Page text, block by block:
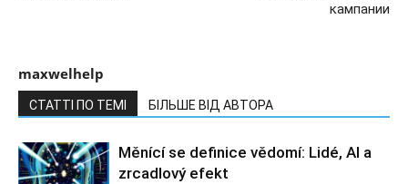
кампании
maxwelhelp
СТАТТІ ПО ТЕМІ БІЛЬШЕ ВІД АВТОРА
Měnící se definice vědomí: Lidé, AI a
zrcadlový efekt